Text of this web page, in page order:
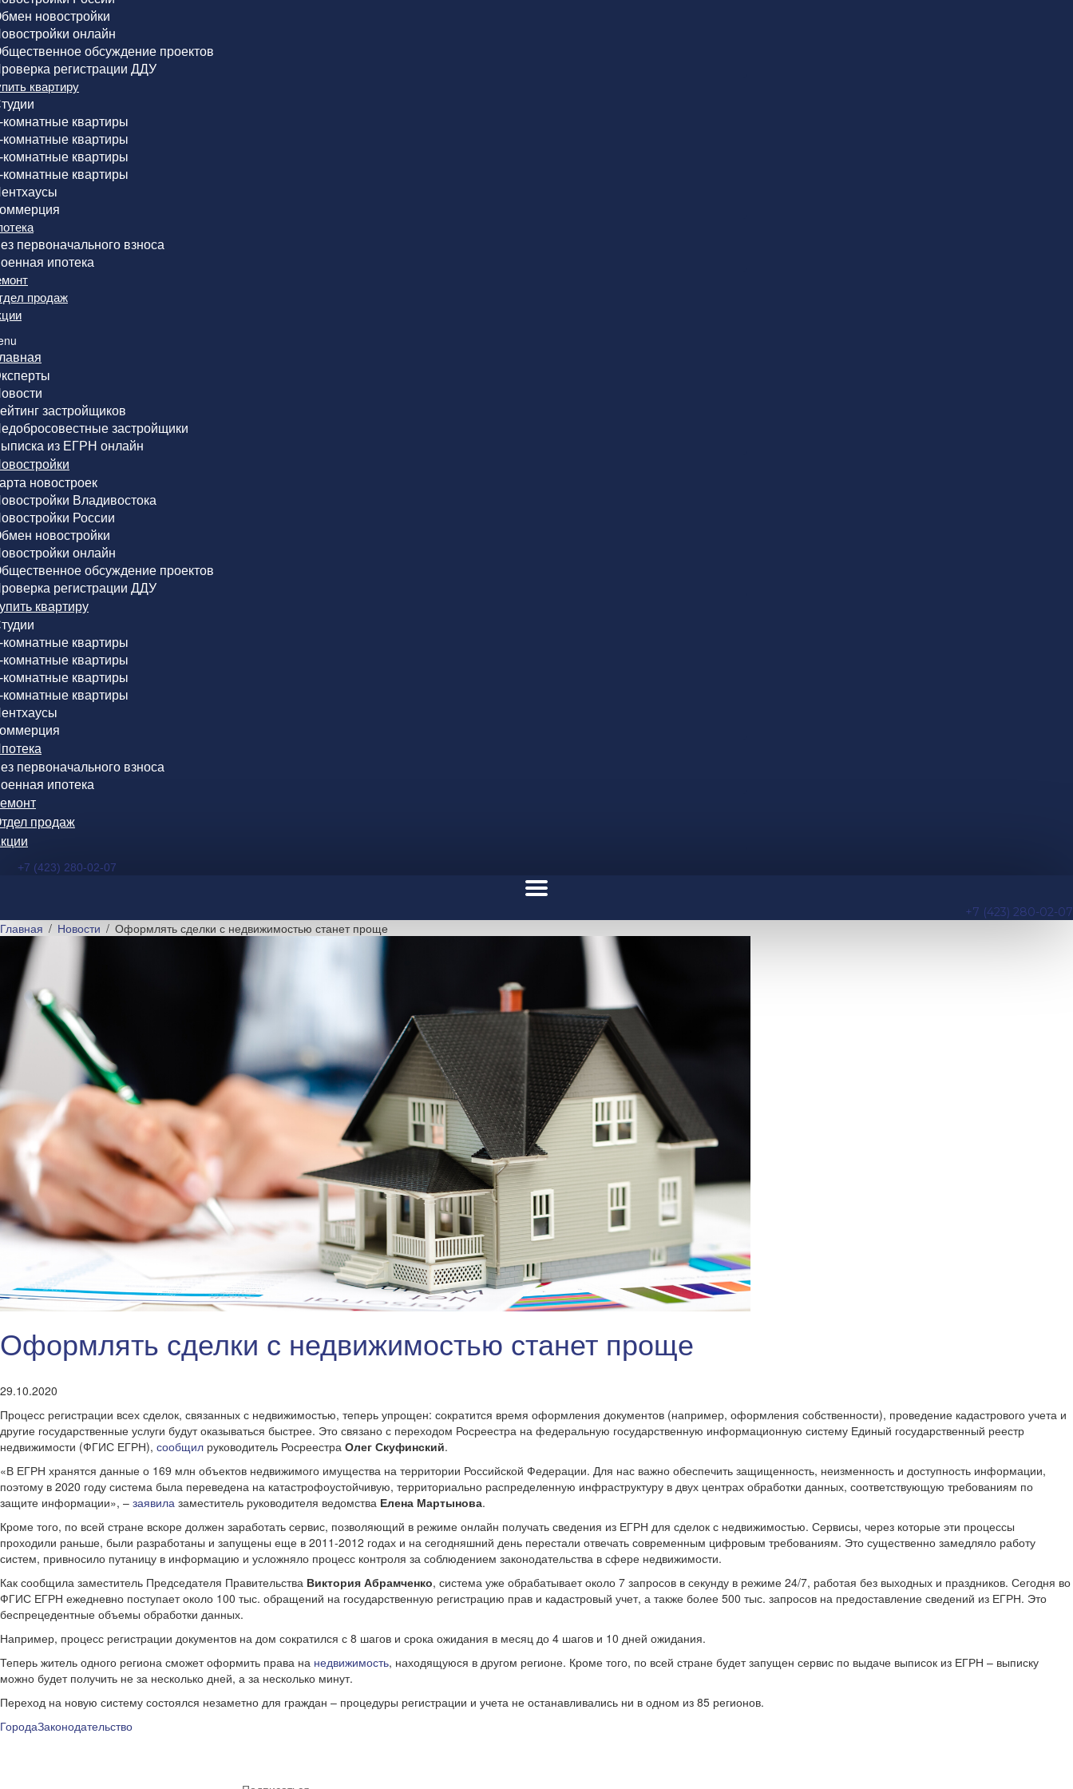
новостройки
онлайн
обсуждение проектов
регистрации ДДУ
квартиру
комнатные квартиры
комнатные квартиры
комнатные квартиры
комнатные квартиры
первоначального взноса
ипотека
продаж
застройщиков
застройщики
из ЕГРН онлайн
новостроек
Владивостока
России
новостройки
онлайн
обсуждение проектов
регистрации ДДУ
квартиру
комнатные квартиры
комнатные квартиры
комнатные квартиры
комнатные квартиры
первоначального взноса
ипотека
продаж
+7 (423) 280-02-07
+7 (423) 280-02-07
Главная Новости Оформлять сделки с недвижимостью станет проще
Оформлять сделки с недвижимостью станет проще
29.10.2020
Процесс регистрации всех сделок, связанных с недвижимостью, теперь упрощен: сократится время оформления документов (например, оформления собственности), проведение кадастрового учета и
другие государственные услуги будут оказываться быстрее. Это связано с переходом Росреестра на федеральную государственную информационную систему Единый государственный реестр
недвижимости (ФГИС ЕГРН), сообщил руководитель Росреестра Олег Скуфинский.
«В ЕГРН хранятся данные о 169 млн объектов недвижимого имущества на территории Российской Федерации. Для нас важно обеспечить защищенность, неизменность и доступность информации,
поэтому в 2020 году система была переведена на катастрофоустойчивую, территориально распределенную инфраструктуру в двух центрах обработки данных, соответствующую требованиям по
защите информации», – заявила заместитель руководителя ведомства Елена Мартынова.
Кроме того, по всей стране вскоре должен заработать сервис, позволяющий в режиме онлайн получать сведения из ЕГРН для сделок с недвижимостью. Сервисы, через которые эти процессы
проходили раньше, были разработаны и запущены еще в 2011-2012 годах и на сегодняшний день перестали отвечать современным цифровым требованиям. Это существенно замедляло работу
систем, привносило путаницу в информацию и усложняло процесс контроля за соблюдением законодательства в сфере недвижимости.
Как сообщила заместитель Председателя Правительства Виктория Абрамченко, система уже обрабатывает около 7 запросов в секунду в режиме 24/7, работая без выходных и праздников. Сегодня во
ФГИС ЕГРН ежедневно поступает около 100 тыс. обращений на государственную регистрацию прав и кадастровый учет, а также более 500 тыс. запросов на предоставление сведений из ЕГРН. Это
беспрецедентные объемы обработки данных.
Например, процесс регистрации документов на дом сократился с 8 шагов и срока ожидания в месяц до 4 шагов и 10 дней ожидания.
Теперь житель одного региона сможет оформить права на недвижимость, находящуюся в другом регионе. Кроме того, по всей стране будет запущен сервис по выдаче выписок из ЕГРН – выписку
можно будет получить не за несколько дней, а за несколько минут.
Переход на новую систему состоялся незаметно для граждан – процедуры регистрации и учета не останавливались ни в одном из 85 регионов.
ГородаЗаконодательство